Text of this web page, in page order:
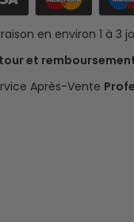
en environ 1 à 3
et
Après-Vente